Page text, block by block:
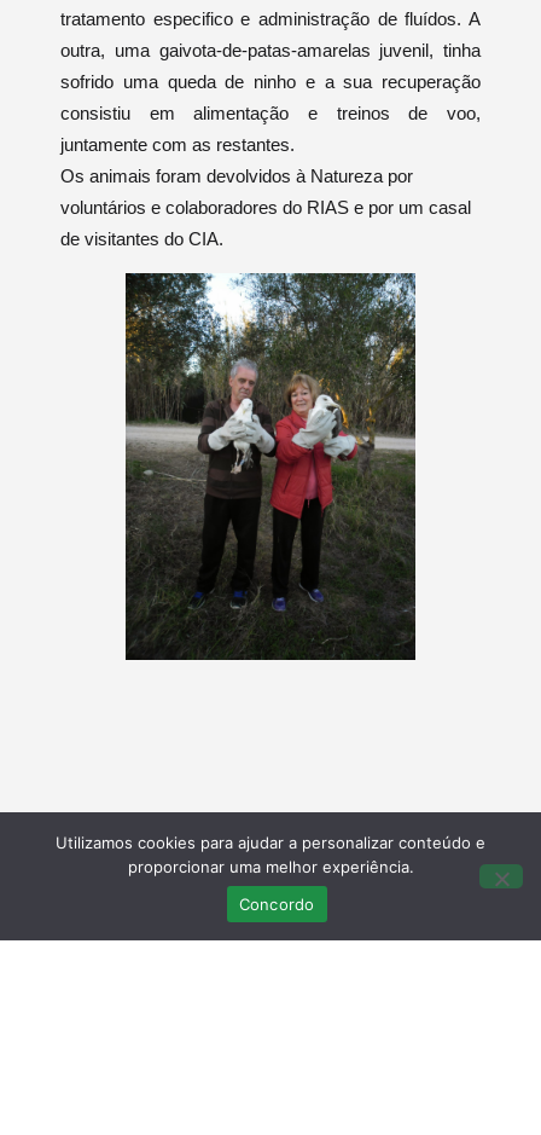
tratamento especifico e administração de fluídos. A
outra, uma gaivota-de-patas-amarelas juvenil, tinha
sofrido uma queda de ninho e a sua recuperação
consistiu em alimentação e treinos de voo,
juntamente com as restantes.
Os animais foram devolvidos à Natureza por
voluntários e colaboradores do RIAS e por um casal
de visitantes do CIA.
Utilizamos cookies para ajudar a personalizar conteúdo e
proporcionar uma melhor experiência.
Concordo